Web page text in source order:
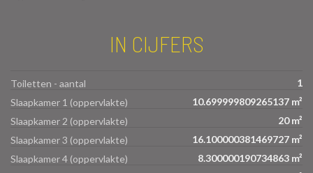
IN CIJFERS
Toiletten - aantal
1
Slaapkamer 1 (oppervlakte)
10.699999809265137 m²
Slaapkamer 2 (oppervlakte)
20 m²
Slaapkamer 3 (oppervlakte)
16.100000381469727 m²
Slaapkamer 4 (oppervlakte)
8.300000190734863 m²